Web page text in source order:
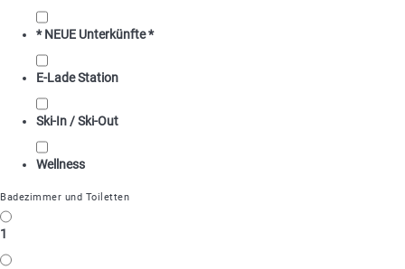
* NEUE Unterkünfte *
E-Lade Station
Ski-In / Ski-Out
Wellness
Badezimmer und Toiletten
1